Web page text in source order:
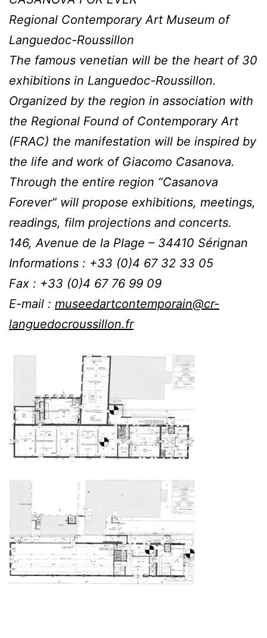
Regional Contemporary Art Museum of
Languedoc-Roussillon
The famous venetian will be the heart of 30
exhibitions in Languedoc-Roussillon.
Organized by the region in association with
the Regional Found of Contemporary Art
(FRAC) the manifestation will be inspired by
the life and work of Giacomo Casanova.
Through the entire region “Casanova
Forever” will propose exhibitions, meetings,
readings, film projections and concerts.
146, Avenue de la Plage – 34410 Sérignan
Informations : +33 (0)4 67 32 33 05
Fax : +33 (0)4 67 76 99 09
E-mail : museedartcontemporain@cr-
languedocroussillon.fr